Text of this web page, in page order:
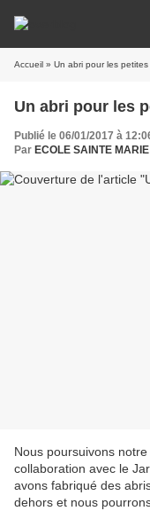
Accueil » Un abri pour les
Un abri pour les
Publié le 06/01/2017 à
Par ECOLE SAINTE MARIE
Nous poursuivons
collaboration avec le
avons fabriqué des
dehors et nous